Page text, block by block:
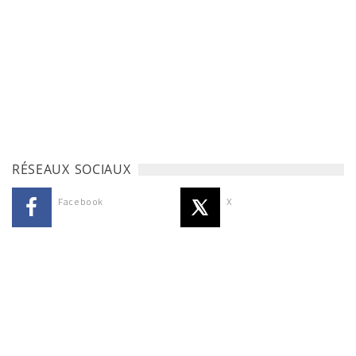
RÉSEAUX SOCIAUX
Facebook X